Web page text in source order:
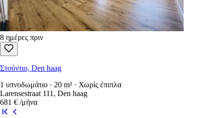
8 ημέρες πριν
Στούντιο, Den haag
1 υπνοδωμάτιο · 20 m² · Χωρίς έπιπλα
Larensestraat 111, Den haag
681 € /μήνα